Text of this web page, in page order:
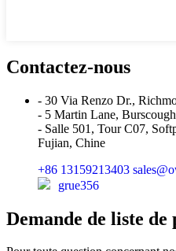
Contactez-nous
- 30 Via Renzo Dr.,
- 5 Martin Lane,
- Salle 501, Tour C07,
Fujian, Chine
+86 13159213403
grue356
Demande de liste de